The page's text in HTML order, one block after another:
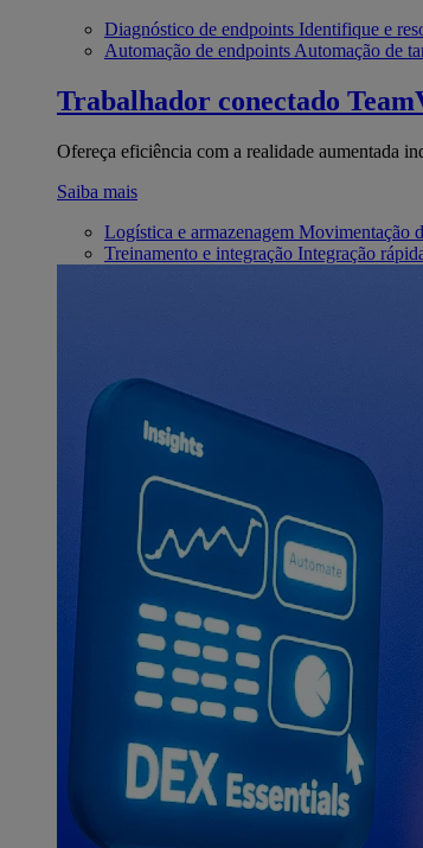
Diagnóstico de endpoints Identifique e
Automação de endpoints Automação de
Trabalhador conectado
Ofereça eficiência com a realidade aumentada
Saiba mais
Logística e armazenagem Movimentação
Treinamento e integração Integração